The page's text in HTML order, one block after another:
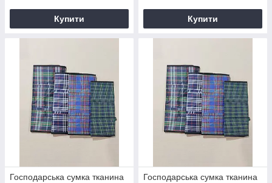
Купити Купити
Господарська сумка тканина
Господарська сумка тканина